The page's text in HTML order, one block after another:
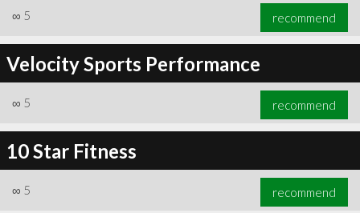
∞ 5 recommend
Velocity Sports Performance
∞ 5 recommend
10 Star Fitness
∞ 5 recommend